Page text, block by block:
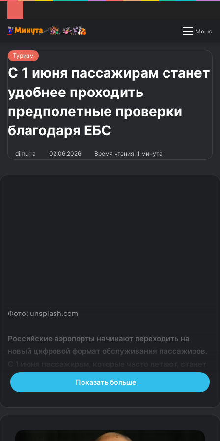
Меню
Switch
Туризм
С 1 июня пассажирам станет
удобнее проходить
предполетные проверки
благодаря ЕБС
dimurra 02.06.2026 Время чтения: 1 минута
Фото: unsplash.com
Российские аэропорты начинают переходить на
новый цифровой формат обслуживания пассажиров.
удобнее проходить предполетные проверки
благодаря использованию государственной Единой
Показать больше